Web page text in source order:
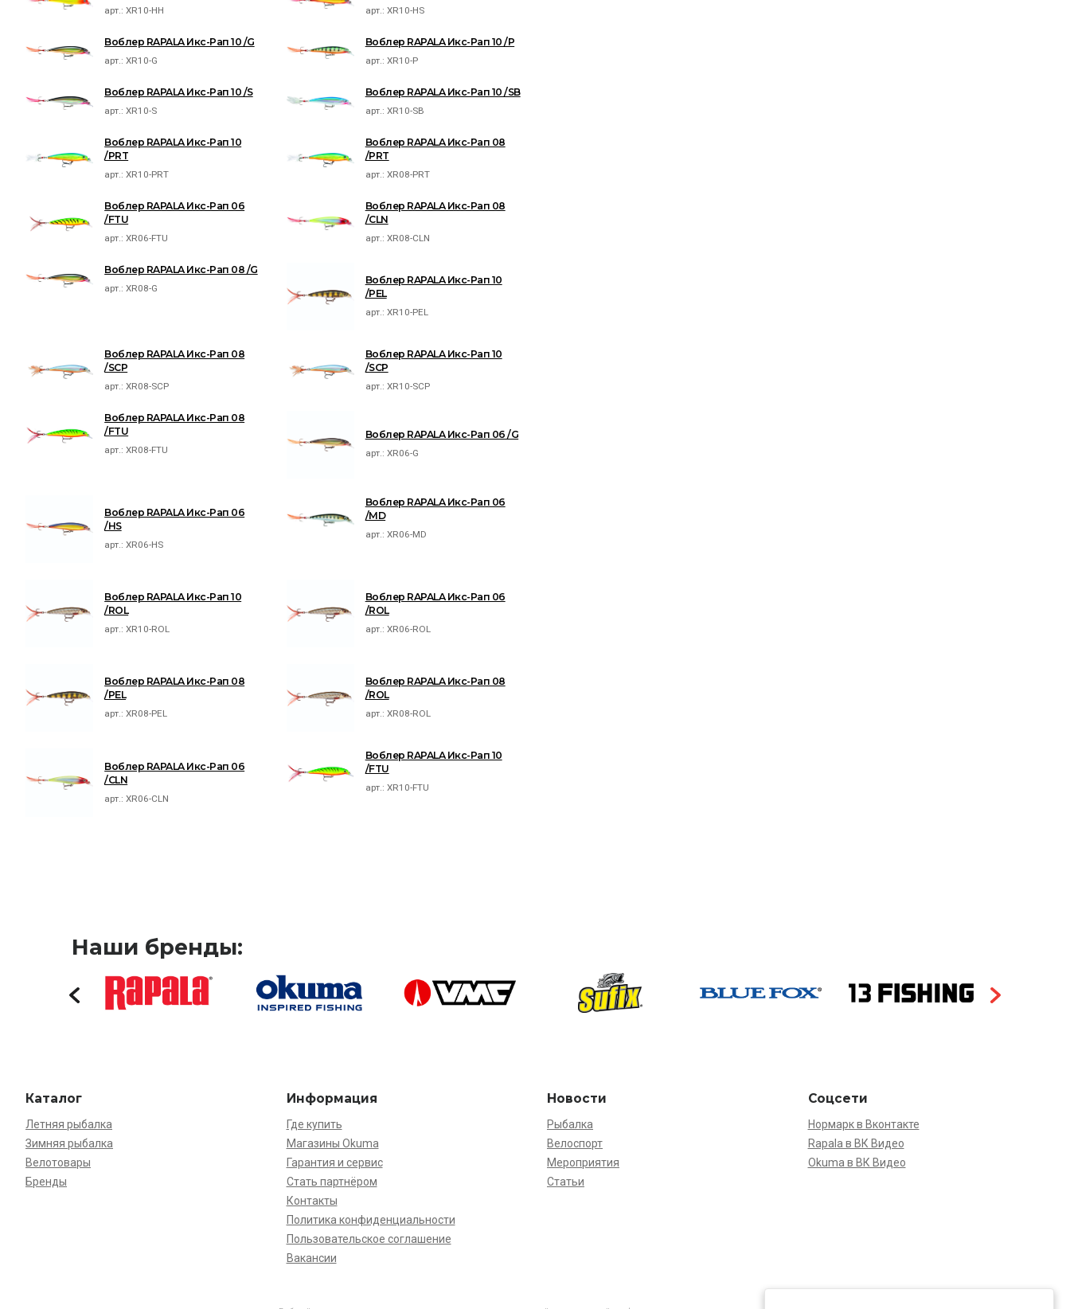
арт.:XR10-HH арт.: XR10-HS
Воблер RAPALA Икс-Рап 10 /G
арт.:XR10-G
Воблер RAPALA Икс-Рап 10 /P
арт.: XR10-P
Воблер RAPALA Икс-Рап 10 /S
арт.:XR10-S
Воблер RAPALA Икс-Рап 10 /SB
арт.: XR10-SB
Воблер RAPALA Икс-Рап 10
/PRT
арт.:XR10-PRT
Воблер RAPALA Икс-Рап 08
/PRT
арт.: XR08-PRT
Воблер RAPALA Икс-Рап 06
/FTU
арт.:XR06-FTU
Воблер RAPALA Икс-Рап 08
/CLN
арт.: XR08-CLN
Воблер RAPALA Икс-Рап 08 /G
арт.:XR08-G
Воблер RAPALA Икс-Рап 10
/PEL
арт.: XR10-PEL
Воблер RAPALA Икс-Рап 08
/SCP
арт.:XR08-SCP
Воблер RAPALA Икс-Рап 10
/SCP
арт.: XR10-SCP
Воблер RAPALA Икс-Рап 08
/FTU
арт.:XR08-FTU
Воблер RAPALA Икс-Рап 06 /G
арт.: XR06-G
Воблер RAPALA Икс-Рап 06
/HS
арт.:XR06-HS
Воблер RAPALA Икс-Рап 06
/MD
арт.: XR06-MD
Воблер RAPALA Икс-Рап 10
/ROL
арт.:XR10-ROL
Воблер RAPALA Икс-Рап 06
/ROL
арт.: XR06-ROL
Воблер RAPALA Икс-Рап 08
/PEL
арт.:XR08-PEL
Воблер RAPALA Икс-Рап 08
/ROL
арт.: XR08-ROL
Воблер RAPALA Икс-Рап 06
/CLN
арт.:XR06-CLN
Воблер RAPALA Икс-Рап 10
/FTU
арт.: XR10-FTU
Наши бренды:
Каталог
Летняя рыбалка
Зимняя рыбалка
Велотовары
Бренды
Информация
Где купить
Магазины Okuma
Гарантия и сервис
Стать партнёром
Контакты
Политика конфиденциальности
Пользовательское соглашение
Вакансии
Новости
Рыбалка
Велоспорт
Мероприятия
Статьи
Соцсети
Нормарк в Вконтакте
Rapala в ВК Видео
Okuma в ВК Видео